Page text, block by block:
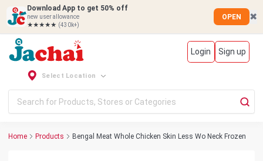
Download App to get 50% off
new user allowance
★★★★★ (430k+)
OPEN ✖
Login Sign up
Select Location
Home Products Bengal Meat Whole Chicken Skin Less Wo Neck Frozen